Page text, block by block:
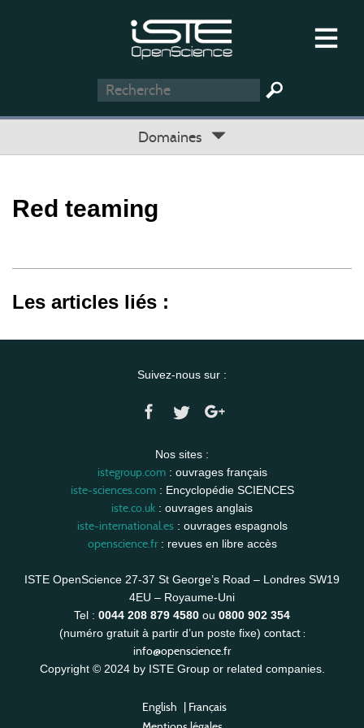
Domaines
Red teaming
Les articles liés :
Suivez-nous sur :
Nos sites :
istegroup.com: ouvrages français
iste-sciences.com: Encyclopédie SCIENCES
iste.co.uk : ouvrages anglais
iste-international.es: ouvrages espagnols
openscience.fr: revues en libre accès
ISTE OpenScience 27-37 St George’s Road – Londres SW19
4EU – Royaume-Uni
Tel : 0044 208 879 4580 ou 0800 902 354
(numéro gratuit à partir d’un poste fixe) contact :
info@openscience.fr
Copyright © 2024 by ISTE Group or related companies.
English | Français